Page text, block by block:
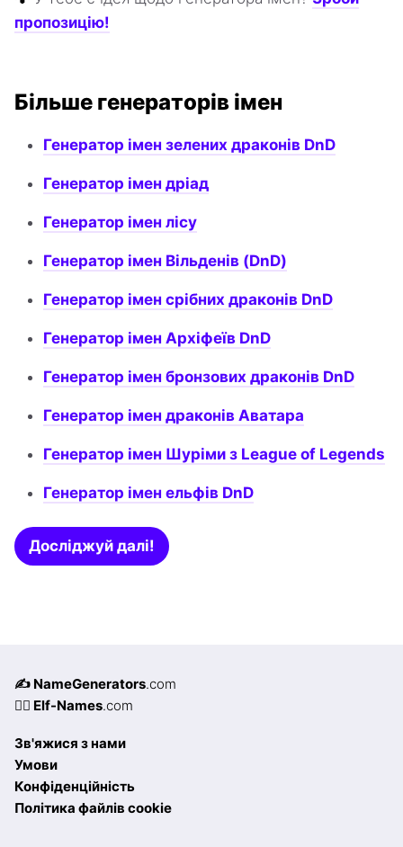
пропозицію!
Більше генераторів імен
Генератор імен зелених драконів DnD
Генератор імен дріад
Генератор імен лісу
Генератор імен Вільденів (DnD)
Генератор імен срібних драконів DnD
Генератор імен Архіфеїв DnD
Генератор імен бронзових драконів DnD
Генератор імен драконів Аватара
Генератор імен Шуріми з League of Legends
Генератор імен ельфів DnD
Досліджуй далі!
✍️ NameGenerators.com
🧝‍♀️ Elf-Names.com
Зв'яжися з нами
Умови
Конфіденційність
Політика файлів cookie